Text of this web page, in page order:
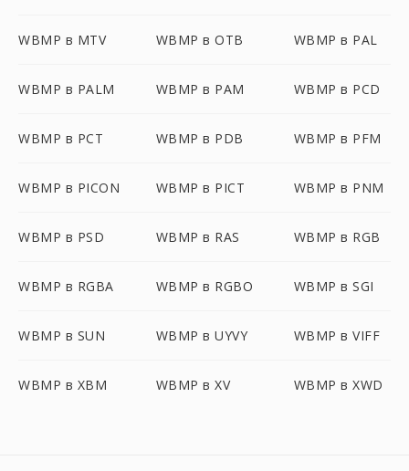
WBMP в MTV WBMP в OTB WBMP в PAL
WBMP в PALM WBMP в PAM WBMP в PCD
WBMP в PCT WBMP в PDB WBMP в PFM
WBMP в PICON WBMP в PICT WBMP в PNM
WBMP в PSD WBMP в RAS WBMP в RGB
WBMP в RGBA WBMP в RGBO WBMP в SGI
WBMP в SUN WBMP в UYVY WBMP в VIFF
WBMP в XBM WBMP в XV WBMP в XWD